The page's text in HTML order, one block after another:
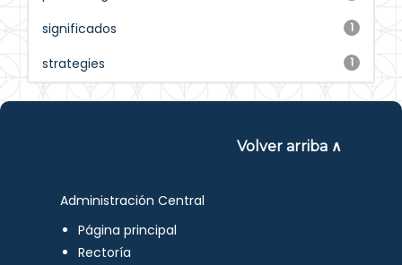
1
significados
1
strategies
Volver arriba ∧
Administración Central
Página principal
Rectoría